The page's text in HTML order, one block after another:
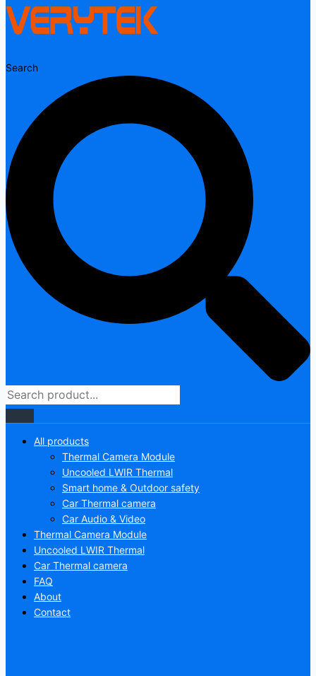
Search
All products
Thermal Camera Module
Uncooled LWIR Thermal
Smart home & Outdoor safety
Car Thermal camera
Car Audio & Video
Thermal Camera Module
Uncooled LWIR Thermal
Car Thermal camera
FAQ
About
Contact